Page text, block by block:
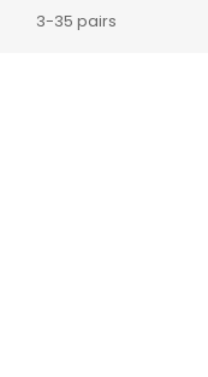
3-35 pairs